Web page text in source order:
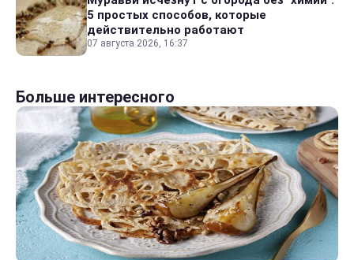
5 простых способов, которые
действительно работают
07 августа 2026, 16:37
Больше интересного